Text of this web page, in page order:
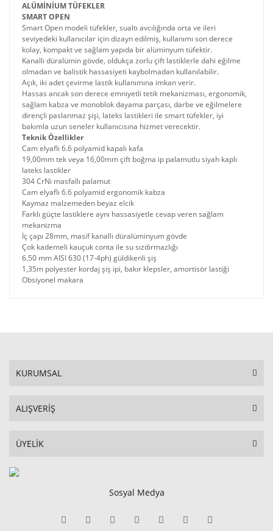
ALÜMİNİUM TÜFEKLER
SMART OPEN
Smart Open modeli tüfekler, sualtı avcılığında orta ve ileri
seviyedeki kullanıcılar için dizayn edilmiş, kullanımı son derece
kolay, kompakt ve sağlam yapıda bir alüminyum tüfektir.
Kanallı düralümin gövde, oldukça zorlu çift lastiklerle dahi eğilme
olmadan ve balistik hassasiyeti kaybolmadan kullanılabilir.
Açık, iki adet çevirme lastik kullanımına imkan verir.
Hassas ancak son derece emniyetli tetik mekanizması, ergonomik,
sağlam kabza ve monoblok dayama parçası, darbe ve eğilmelere
dirençli paslanmaz şişi, lateks lastikleri ile smart tüfekler, iyi
bakımla uzun seneler kullanıcısına hizmet verecektir.
Teknik Özellikler
Cam elyaflı 6.6 polyamid kapalı kafa
19,00mm tek veya 16,00mm çift boğma ip palamutlu siyah kaplı
lateks lastikler
304 CrNi masfallı palamut
Cam elyaflı 6.6 polyamid ergonomik kabza
Kaymaz malzemeden beyaz elcik
Farklı güçte lastiklere aynı hassasiyetle cevap veren sağlam
mekanizma
İç çapı 28mm, masif kanallı düralüminyum gövde
Çok kademeli kauçuk conta ile su sızdırmazlığı
6.50 mm AISI 630 (17-4ph) güldikenli şiş
1,35m polyester kordaj şiş ipi, bakır klepsler, amortisör lastiği
Obsiyonel makara
KURUMSAL
ALIŞVERİŞ
ÜYELİK
Sosyal Medya